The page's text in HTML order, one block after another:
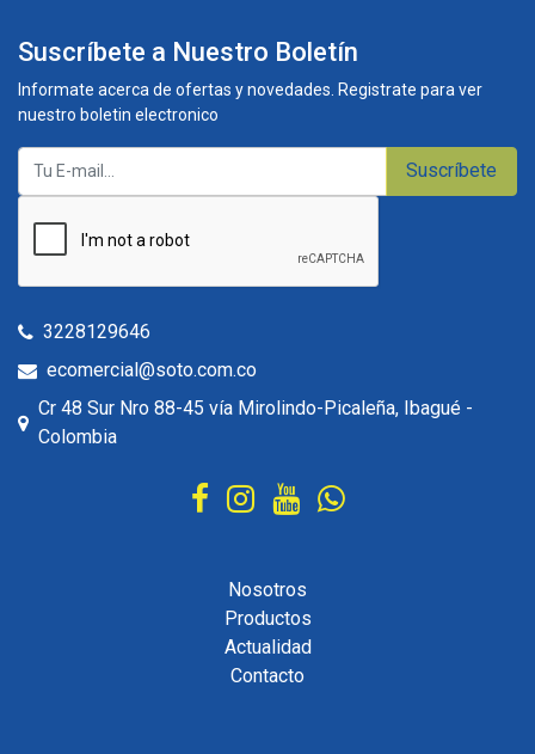
Suscríbete a Nuestro Boletín
Informate acerca de ofertas y novedades. Registrate para ver
nuestro boletin electronico
Suscríbete
3228129646
ecomercial@soto.com.co
Cr 48 Sur Nro 88-45 vía Mirolindo-Picaleña, Ibagué -
Colombia
Nosotros
Productos
Actualidad
Contacto